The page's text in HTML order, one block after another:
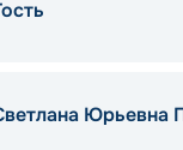
Юрьевна